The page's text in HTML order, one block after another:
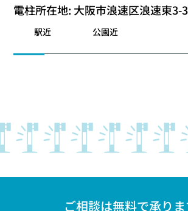
電柱所在地: 大阪市浪速区浪速東3-3
駅近 公園近
ご相談は無料で承りま